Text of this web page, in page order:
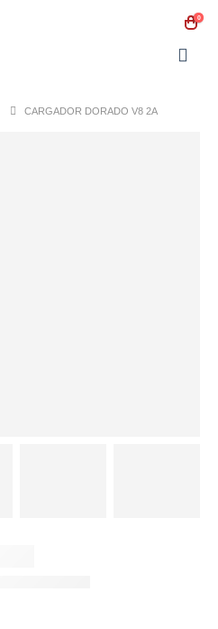
0
CARGADOR DORADO V8 2A